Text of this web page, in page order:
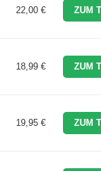
22,00 € ZUM
18,99 € ZUM
19,95 € ZUM